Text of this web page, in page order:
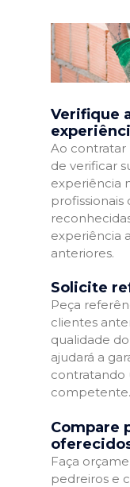
Verifique
Ao contratar
de verificar
experiência
experiência
anteriores.
Solicite
Peça
clientes
qualidade
ajudará a
contratando
competente.
Compare
Faça
pedreiros e